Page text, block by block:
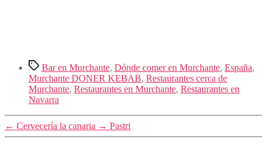
Etiquetas
Bar en Murchante, Dónde comer en Murchante, España,
Murchante DONER KEBAB, Restaurantes cerca de
Murchante, Restaurantes en Murchante, Restaurantes en
Navarra
← Cervecería la canaria → Pastri